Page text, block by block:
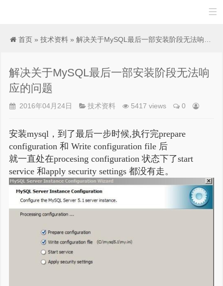

首页 » 技术资料 » 解决关于MySQL最后一部安装阶段无法响应的问题
解决关于MySQL最后一部安装阶段无法响
应的问题
2016年04月24日 技术资料 5417 views 0
安装mysql，到了最后一步时候,执行完prepare
configuration 和 Write configuration file 后
就一直处在procesing configuration 状态下了start
service 和apply security settings 都没有走。